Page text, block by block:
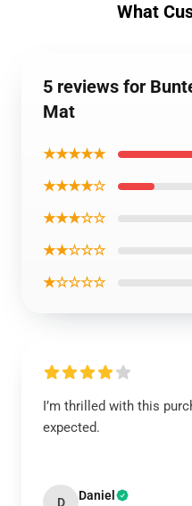
What
5 reviews for
Mat
★★★★★
★★★★☆
★★★☆☆
★★☆☆☆
★☆☆☆☆
I’m thrilled with this
expected.
D Daniel